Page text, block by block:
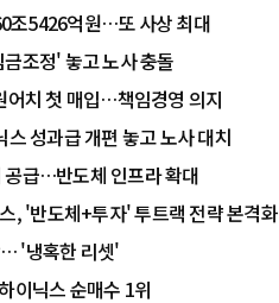
조5426억원…또 사상 최대
조정' 놓고 노사 충돌
어치 첫 매입…책임경영 의지
성과급 개편 놓고 노사 대치
공급…반도체 인프라 확대
, '반도체+투자' 투트랙 전략 본격화
'냉혹한 리셋'
이닉스 순매수 1위